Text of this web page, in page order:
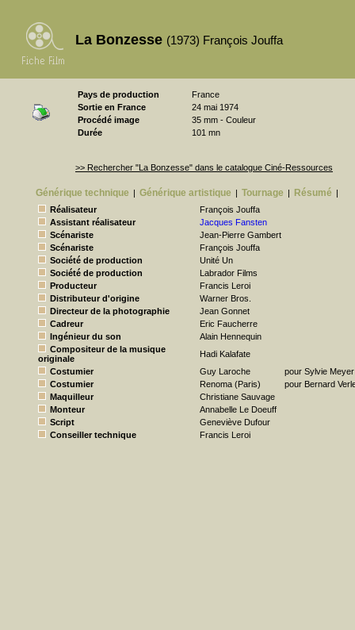
La Bonzesse (1973) François Jouffa
Pays de production
France
Sortie en France
24 mai 1974
Procédé image
35 mm - Couleur
Durée
101 mn
>> Rechercher "La Bonzesse" dans le catalogue Ciné-Ressources
Générique technique | Générique artistique | Tournage | Résumé |
Réalisateur
François Jouffa
Assistant réalisateur
Jacques Fansten
Scénariste
Jean-Pierre Gambert
Scénariste
François Jouffa
Société de production
Unité Un
Société de production
Labrador Films
Producteur
Francis Leroi
Distributeur d'origine
Warner Bros.
Directeur de la photographie
Jean Gonnet
Cadreur
Eric Faucherre
Ingénieur du son
Alain Hennequin
Compositeur de la musique
originale
Hadi Kalafate
Costumier
Guy Laroche
pour Sylvie Meyer
Costumier
Renoma (Paris)
pour Bernard
Maquilleur
Christiane Sauvage
Monteur
Annabelle Le Doeuff
Script
Geneviève Dufour
Conseiller technique
Francis Leroi